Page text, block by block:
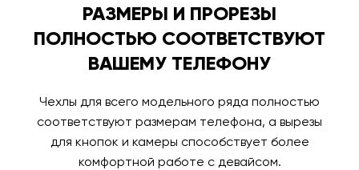
РАЗМЕРЫ И ПРОРЕЗЫ
ПОЛНОСТЬЮ СООТВЕТСТВУЮТ
ВАШЕМУ ТЕЛЕФОНУ
Чехлы для всего модельного ряда полностью
соответствуют размерам телефона, а вырезы
для кнопок и камеры способствует более
комфортной работе с девайсом.